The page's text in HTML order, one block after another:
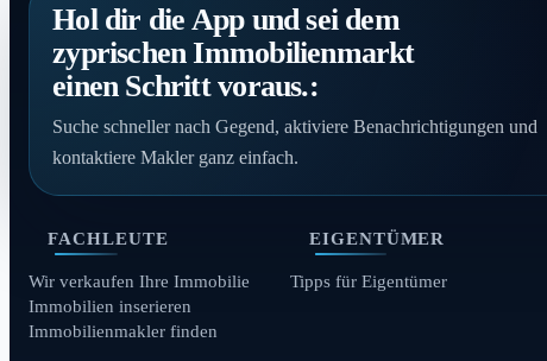
Hol dir die App und sei dem
zyprischen Immobilienmarkt
einen Schritt voraus.:
Suche schneller nach Gegend, aktiviere Benachrichtigungen und
kontaktiere Makler ganz einfach.
FACHLEUTE
Wir verkaufen Ihre Immobilie
Immobilien inserieren
Immobilienmakler finden
EIGENTÜMER
Tipps für Eigentümer